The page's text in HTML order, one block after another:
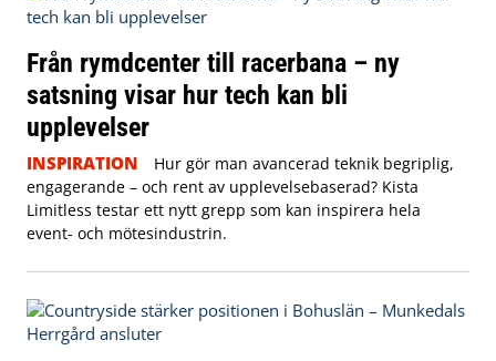
Från rymdcenter till racerbana – ny
satsning visar hur tech kan bli
upplevelser
INSPIRATION
Hur gör man avancerad teknik begriplig,
engagerande – och rent av upplevelsebaserad? Kista
Limitless testar ett nytt grepp som kan inspirera hela
event- och mötesindustrin.